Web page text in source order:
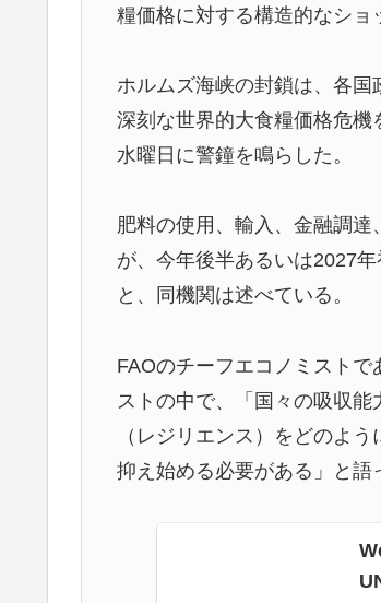
▶ 移民ベトナム女達の宅飲み、
▶ 韓国人「どうやら五輪サッカ
（ﾌﾞﾙﾌﾞﾙ」＝韓国の反応
▶
韓国人「U17日本代表、決勝
で落ちたのに・・・もう越え
はもうどんなに精神勝利したと
▶ 海外「先進国で日本だけパス
韓国人「日本でヤバい作品ば
▶ 海外「中国が世界資産税を導入
海外「日本人がアメリカに対
海外の反応：熊本の病院で手
糧価格に対する構造的なショ
ホルムズ海峡の封鎖は、各
深刻な世界的大食糧価格危
水曜日に警鐘を鳴らした。
肥料の使用、輸入、金融調
が、今年後半あるいは2027
と、同機関は述べている。
FAOのチーフエコノミスト
ストの中で、「国々の吸収
（レジリエンス）をどのよ
抑え始める必要がある」と語